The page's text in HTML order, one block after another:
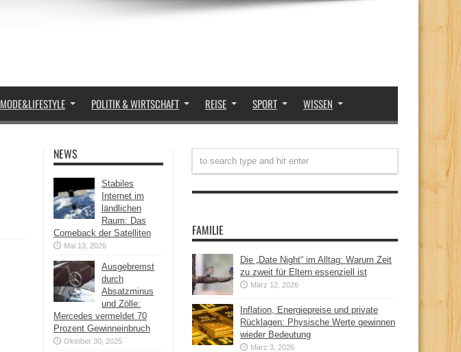
MODE&LIFESTYLE POLITIK & WIRTSCHAFT REISE SPORT WISSEN
NEWS
Stabiles
Internet im
ländlichen
Raum: Das
Comeback der Satelliten
Mai 13, 2026
Ausgebremst
durch
Absatzminus
und Zölle:
Mercedes vermeldet 70
Prozent Gewinneinbruch
Oktober 30, 2025
FAMILIE
Die „Date Night“ im Alltag: Warum Zeit
zu zweit für Eltern essenziell ist
März 12, 2026
Inflation, Energiepreise und private
Rücklagen: Physische Werte gewinnen
wieder Bedeutung
März 3, 2026